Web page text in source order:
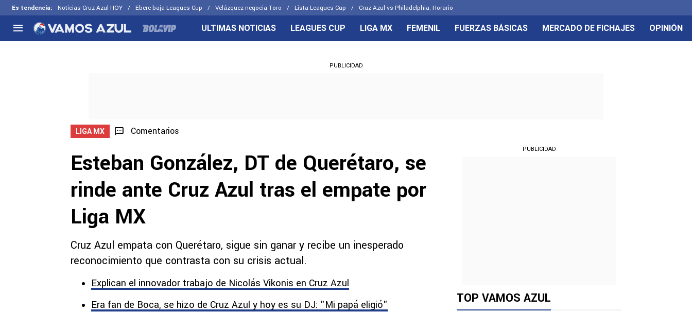
Es tendencia: Noticias Cruz Azul HOY Ebere baja Leagues Cup Velázquez negocia Toro Lista Leagues Cup Cruz Azul vs Philadelphia: Horario
Selección Mexicana
CELESTES
ULTIMAS NOTICIAS LEAGUES CUP LIGA MX FEMENIL FUERZAS BÁSICAS MERCADO DE FICHAJES OPINIÓN
PUBLICIDAD
LIGA MX Comentarios
Esteban González, DT de Querétaro, se
rinde ante Cruz Azul tras el empate por
Liga MX
Cruz Azul empata con Querétaro, sigue sin ganar y recibe un inesperado
reconocimiento que contrasta con su crisis actual.
Explican el innovador trabajo de Nicolás Vikonis en Cruz Azul
Era fan de Boca, se hizo de Cruz Azul y hoy es su DJ: "Mi papá eligió"
PUBLICIDAD
TOP VAMOS AZUL